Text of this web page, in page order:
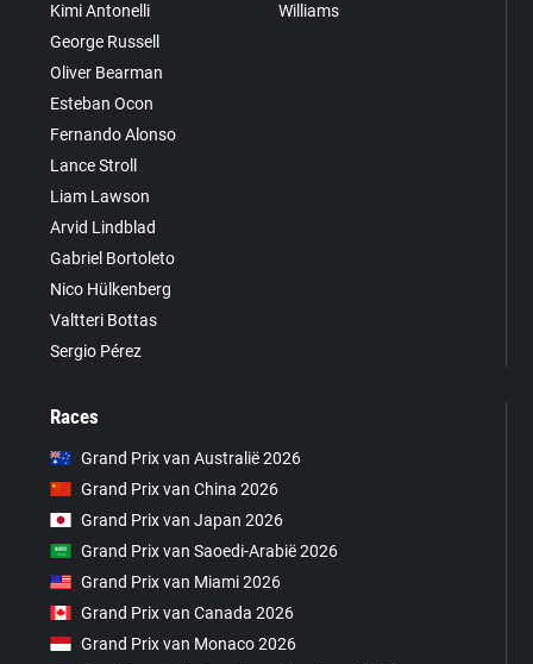
Kimi Antonelli
George Russell
Oliver Bearman
Esteban Ocon
Fernando Alonso
Lance Stroll
Liam Lawson
Arvid Lindblad
Gabriel Bortoleto
Nico Hülkenberg
Valtteri Bottas
Sergio Pérez
Williams
Races
Grand Prix van Australië 2026
Grand Prix van China 2026
Grand Prix van Japan 2026
Grand Prix van Saoedi-Arabië 2026
Grand Prix van Miami 2026
Grand Prix van Canada 2026
Grand Prix van Monaco 2026